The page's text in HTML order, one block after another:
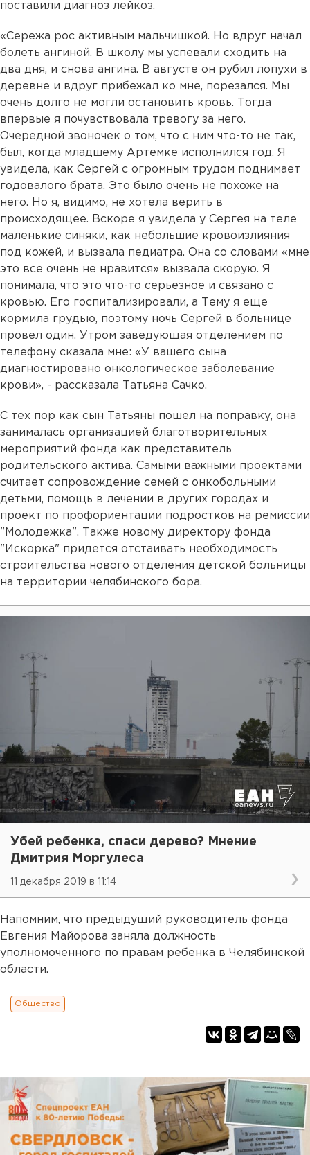
поставили диагноз лейкоз.
«Сережа рос активным мальчишкой. Но вдруг начал
болеть ангиной. В школу мы успевали сходить на
два дня, и снова ангина. В августе он рубил лопухи в
деревне и вдруг прибежал ко мне, порезался. Мы
очень долго не могли остановить кровь. Тогда
впервые я почувствовала тревогу за него.
Очередной звоночек о том, что с ним что-то не так,
был, когда младшему Артемке исполнился год. Я
увидела, как Сергей с огромным трудом поднимает
годовалого брата. Это было очень не похоже на
него. Но я, видимо, не хотела верить в
происходящее. Вскоре я увидела у Сергея на теле
маленькие синяки, как небольшие кровоизлияния
под кожей, и вызвала педиатра. Она со словами «мне
это все очень не нравится» вызвала скорую. Я
понимала, что это что-то серьезное и связано с
кровью. Его госпитализировали, а Тему я еще
кормила грудью, поэтому ночь Сергей в больнице
провел один. Утром заведующая отделением по
телефону сказала мне: «У вашего сына
диагностировано онкологическое заболевание
крови», - рассказала Татьяна Сачко.
С тех пор как сын Татьяны пошел на поправку, она
занималась организацией благотворительных
мероприятий фонда как представитель
родительского актива. Самыми важными проектами
считает сопровождение семей с онкобольными
детьми, помощь в лечении в других городах и
проект по профориентации подростков на ремиссии
"Молодежка". Также новому директору фонда
"Искорка" придется отстаивать необходимость
строительства нового отделения детской больницы
на территории челябинского бора.
Убей ребенка, спаси дерево? Мнение
Дмитрия Моргулеса
11 декабря 2019 в 11:14
Напомним, что предыдущий руководитель фонда
Евгения Майорова заняла должность
уполномоченного по правам ребенка в Челябинской
области.
Общество